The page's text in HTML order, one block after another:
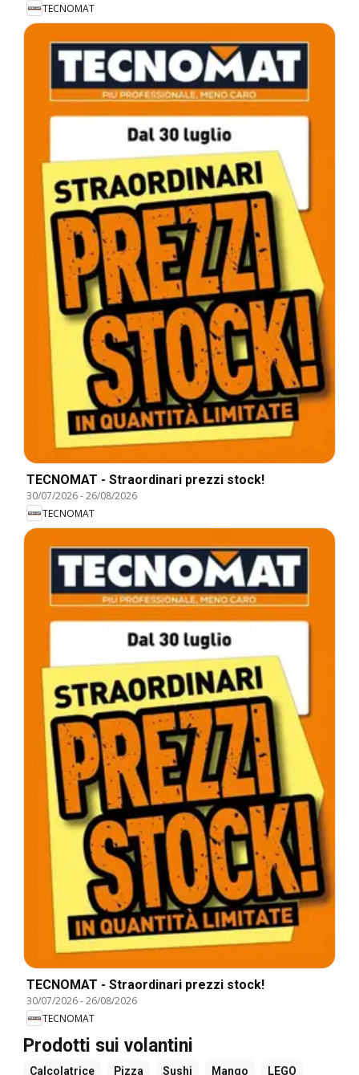
TECNOMAT
TECNOMAT - Straordinari prezzi stock!
30/07/2026-26/08/2026
TECNOMAT
TECNOMAT - Straordinari prezzi stock!
30/07/2026-26/08/2026
TECNOMAT
Prodotti sui volantini
Calcolatrice Pizza Sushi Mango LEGO